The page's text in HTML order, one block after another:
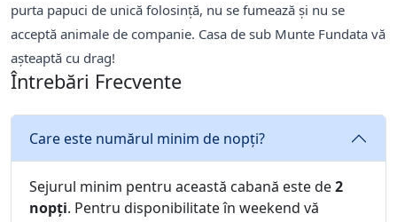
purta papuci de unică folosinţă, nu se fumează şi nu se
acceptă animale de companie. Casa de sub Munte Fundata vă
aşteaptă cu drag!
Întrebări Frecvente
Care este numărul minim de nopți?
Sejurul minim pentru această cabană este de2
nopți. Pentru disponibilitate în weekend vă